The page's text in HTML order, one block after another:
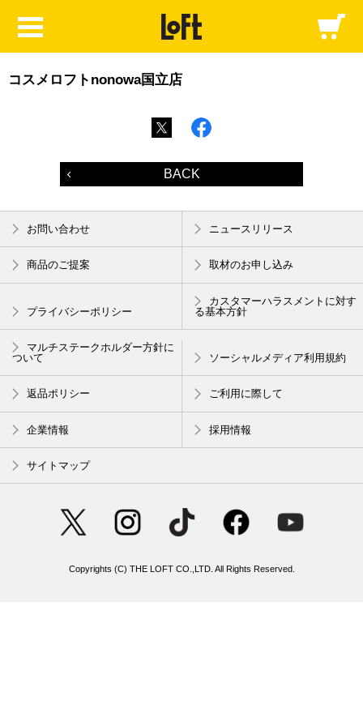
コスメロフトnonowa国立店
BACK
お問い合わせ ニュースリリース
商品のご提案 取材のお申し込み
プライバシーポリシー
カスタマーハラスメントに対す
る基本方針
マルチステークホルダー方針に
ついて
ソーシャルメディア利用規約
返品ポリシー ご利用に際して
企業情報 採用情報
サイトマップ
Copyrights (C) THE LOFT CO.,LTD. All Rights Reserved.